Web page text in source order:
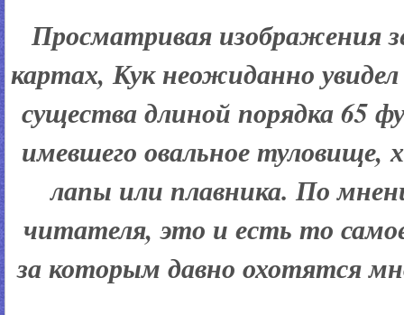
Просматривая изображения
картах, Кук неожиданно
существа длиной порядка 65
имевшего овальное
лапы или плавника. По
читателя, это и есть то
за которым давно охотятся